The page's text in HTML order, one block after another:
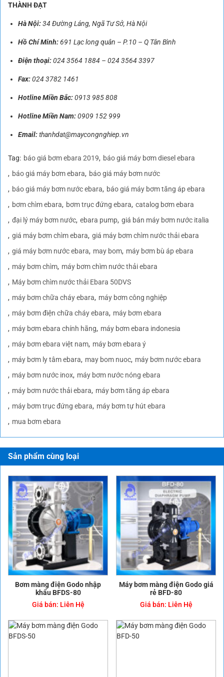
THÀNH ĐẠT
Hà Nội:34 Đường Láng, Ngã Tư Sở, Hà Nội
Hồ Chí Minh:691 Lạc long quân – P.10 – Q Tân Bình
Điện thoại:024 3564 1884 – 024 3564 3397
Fax:024 3782 1461
Hotline Miền Bắc:0913 985 808
Hotline Miền Nam:0909 152 999
Email:thanhdat@maycongnghiep.vn
Tag: báo giá bơm ebara 2019
báo giá máy bơm diesel ebara
báo giá máy bơm ebara
báo giá máy bơm nước
báo giá máy bơm nước ebara
báo giá máy bơm tăng áp ebara
bơm chìm ebara
bơm trục đứng ebara catalog bơm ebara
đại lý máy bơm nước ebara pump giá bán máy bơm nước italia
giá máy bơm chìm ebara giá máy bơm chìm nước thải ebara
giá máy bơm nước ebara
may bom máy bơm bù áp ebara
máy bơm chìm máy bơm chìm nước thải ebara
Máy bơm chìm nước thải Ebara 50DVS
máy bơm chữa cháy ebara
máy bơm công nghiệp
máy bơm điện chữa cháy ebara
máy bơm ebara
máy bơm ebara chính hãng
máy bơm ebara indonesia
máy bơm ebara việt nam máy bơm ebara ý
máy bơm ly tâm ebara
may bom nuoc máy bơm nước ebara
máy bơm nước inox máy bơm nước nóng ebara
máy bơm nước thải ebara
máy bơm tăng áp ebara
máy bơm trục đứng ebara
máy bơm tự hút ebara
mua bơm ebara
Sản phẩm cùng loại
Bơm màng điện Godo nhập
khẩu BFDS-80
Giá bán: Liên Hệ
Máy bơm màng điện Godo giá
rẻ BFD-80
Giá bán: Liên Hệ